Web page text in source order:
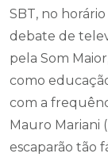
SBT, no
debate de
pela Som
como
com a
Mauro Mariani
escaparão tão